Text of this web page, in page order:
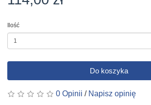
Ilość
Do koszyka
0 Opinii / Napisz opinię